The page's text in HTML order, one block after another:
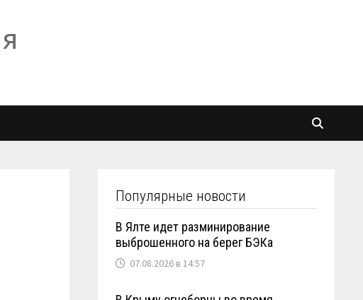
Популярные новости
В Ялте идет разминирование
выброшенного на берег БЭКа
07.08.2026 в 14:57